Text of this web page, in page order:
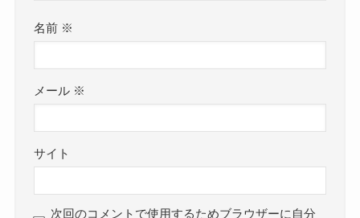
名前 ※
メール ※
サイト
次回のコメントで使用するためブラウザーに自分